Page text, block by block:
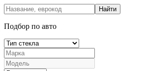
Найти
Подбор по авто